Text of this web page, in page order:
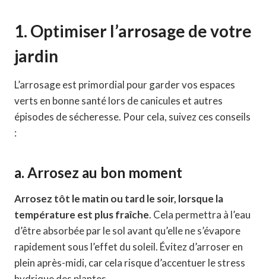
1. Optimiser l’arrosage de votre
jardin
L’arrosage est primordial pour garder vos espaces
verts en bonne santé lors de canicules et autres
épisodes de sécheresse. Pour cela, suivez ces conseils
:
a. Arrosez au bon moment
Arrosez tôt le matin ou tard le soir, lorsque la
température est plus fraîche. Cela permettra à l’eau
d’être absorbée par le sol avant qu’elle ne s’évapore
rapidement sous l’effet du soleil. Évitez d’arroser en
plein après-midi, car cela risque d’accentuer le stress